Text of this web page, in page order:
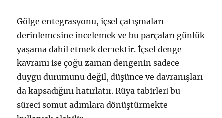
Gölge entegrasyonu, içsel çatışmaları
derinlemesine incelemek ve bu parçaları günlük
yaşama dahil etmek demektir. İçsel denge
kavramı ise çoğu zaman dengenin sadece
duygu durumunu değil, düşünce ve davranışları
da kapsadığını hatırlatır. Rüya tabirleri bu
süreci somut adımlara dönüştürmekte